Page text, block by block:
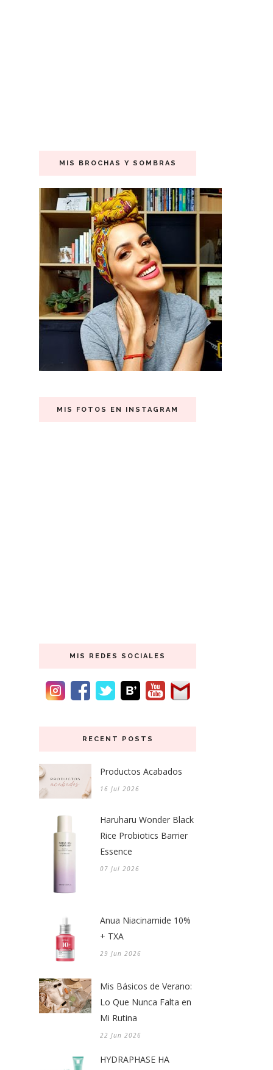
MIS BROCHAS Y SOMBRAS
MIS FOTOS EN INSTAGRAM
MIS REDES SOCIALES
RECENT POSTS
Productos Acabados
16 Jul 2026
Haruharu Wonder Black
Rice Probiotics Barrier
Essence
07 Jul 2026
Anua Niacinamide 10%
+ TXA
29 Jun 2026
Mis Básicos de Verano:
Lo Que Nunca Falta en
Mi Rutina
22 Jun 2026
HYDRAPHASE HA